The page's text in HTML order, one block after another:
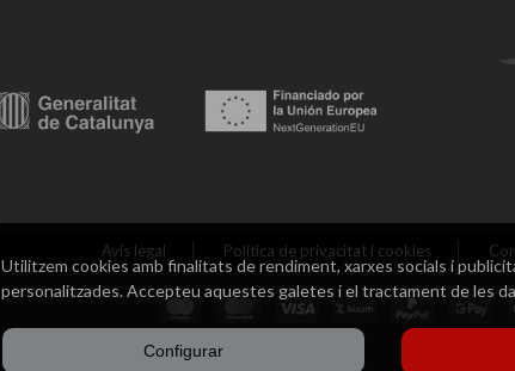
Avís legal Política de privacitat i cookies
Utilitzem cookies amb finalitats de rendiment, xarxes socials i
personalitzades. Accepteu aquestes galetes i el tractament de les
Configurar